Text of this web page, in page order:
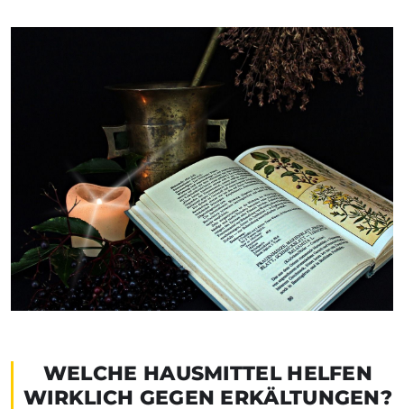
WELCHE HAUSMITTEL HELFEN
WIRKLICH GEGEN ERKÄLTUNGEN?